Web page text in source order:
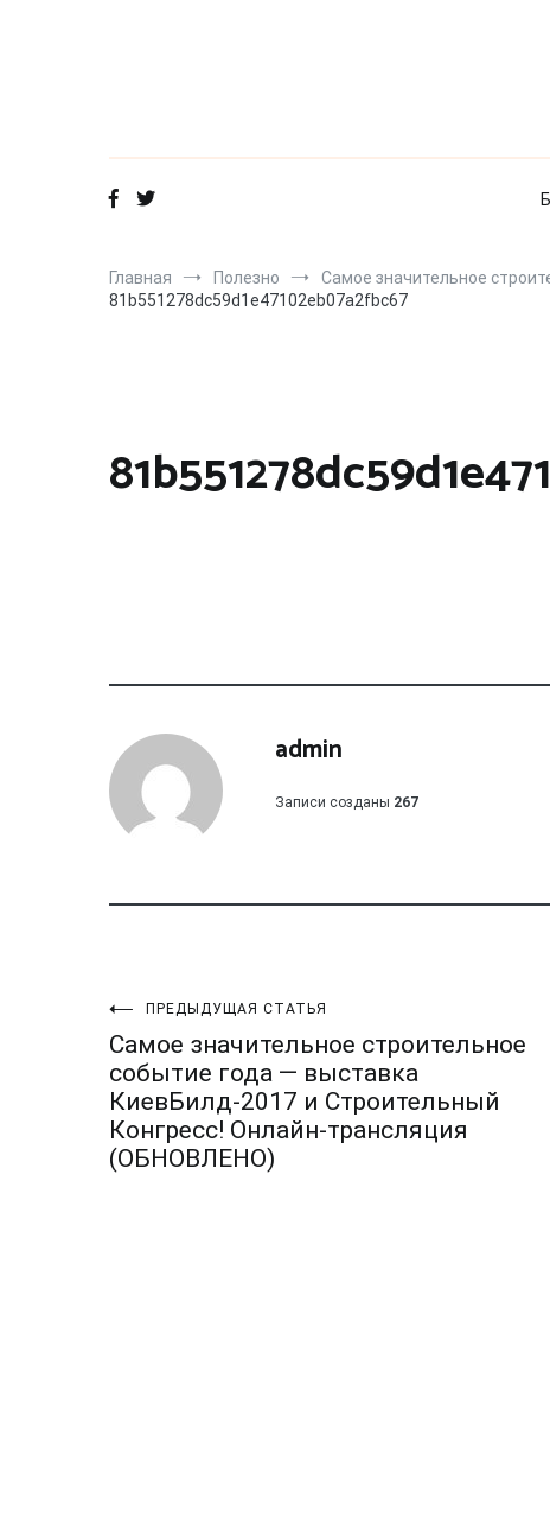
Главная Полезно
Самое значительное
81b551278dc59d1e47102eb07a2fbc67
admin
Записи созданы 267
Навигация
по
записям
ПРЕДЫДУЩАЯ СТАТЬЯ
Самое значительное строительное
событие года — выставка
КиевБилд-2017 и Строительный
Конгресс! Онлайн-трансляция
(ОБНОВЛЕНО)